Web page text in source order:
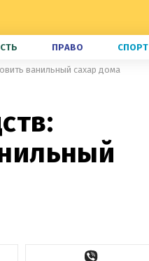
ПРАВО СПОРТ
ванильный сахар дома